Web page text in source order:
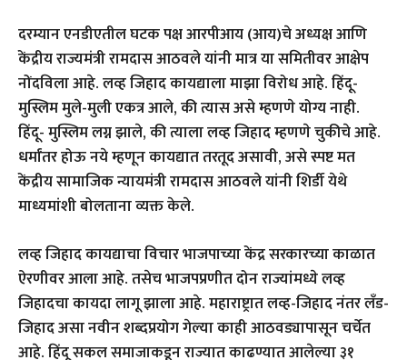
दरम्यान एनडीएतील घटक पक्ष आरपीआय (आय)चे अध्यक्ष आणि
केंद्रीय राज्यमंत्री रामदास आठवले यांनी मात्र या समितीवर आक्षेप
नोंदविला आहे. लव्ह जिहाद कायद्याला माझा विरोध आहे. हिंदू-
मुस्लिम मुले-मुली एकत्र आले, की त्यास असे म्हणणे योग्य नाही.
हिंदू- मुस्लिम लग्न झाले, की त्याला लव्ह जिहाद म्हणणे चुकीचे आहे.
धर्मांतर होऊ नये म्हणून कायद्यात तरतूद असावी, असे स्पष्ट मत
केंद्रीय सामाजिक न्यायमंत्री रामदास आठवले यांनी शिर्डी येथे
माध्यमांशी बोलताना व्यक्त केले.
लव्ह जिहाद कायद्याचा विचार भाजपाच्या केंद्र सरकारच्या काळात
ऐरणीवर आला आहे. तसेच भाजपप्रणीत दोन राज्यांमध्ये लव्ह
जिहादचा कायदा लागू झाला आहे. महाराष्ट्रात लव्ह-जिहाद नंतर लँड-
जिहाद असा नवीन शब्दप्रयोग गेल्या काही आठवड्यापासून चर्चेत
आहे. हिंदू सकल समाजाकडून राज्यात काढण्यात आलेल्या ३१